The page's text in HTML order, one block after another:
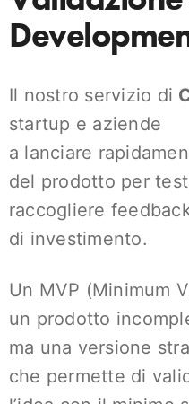
Il nostro servizio di
startup e aziende
a lanciare
del prodotto per
raccogliere
di investimento.
Un MVP (Minimum
un prodotto
ma una versione
che permette di